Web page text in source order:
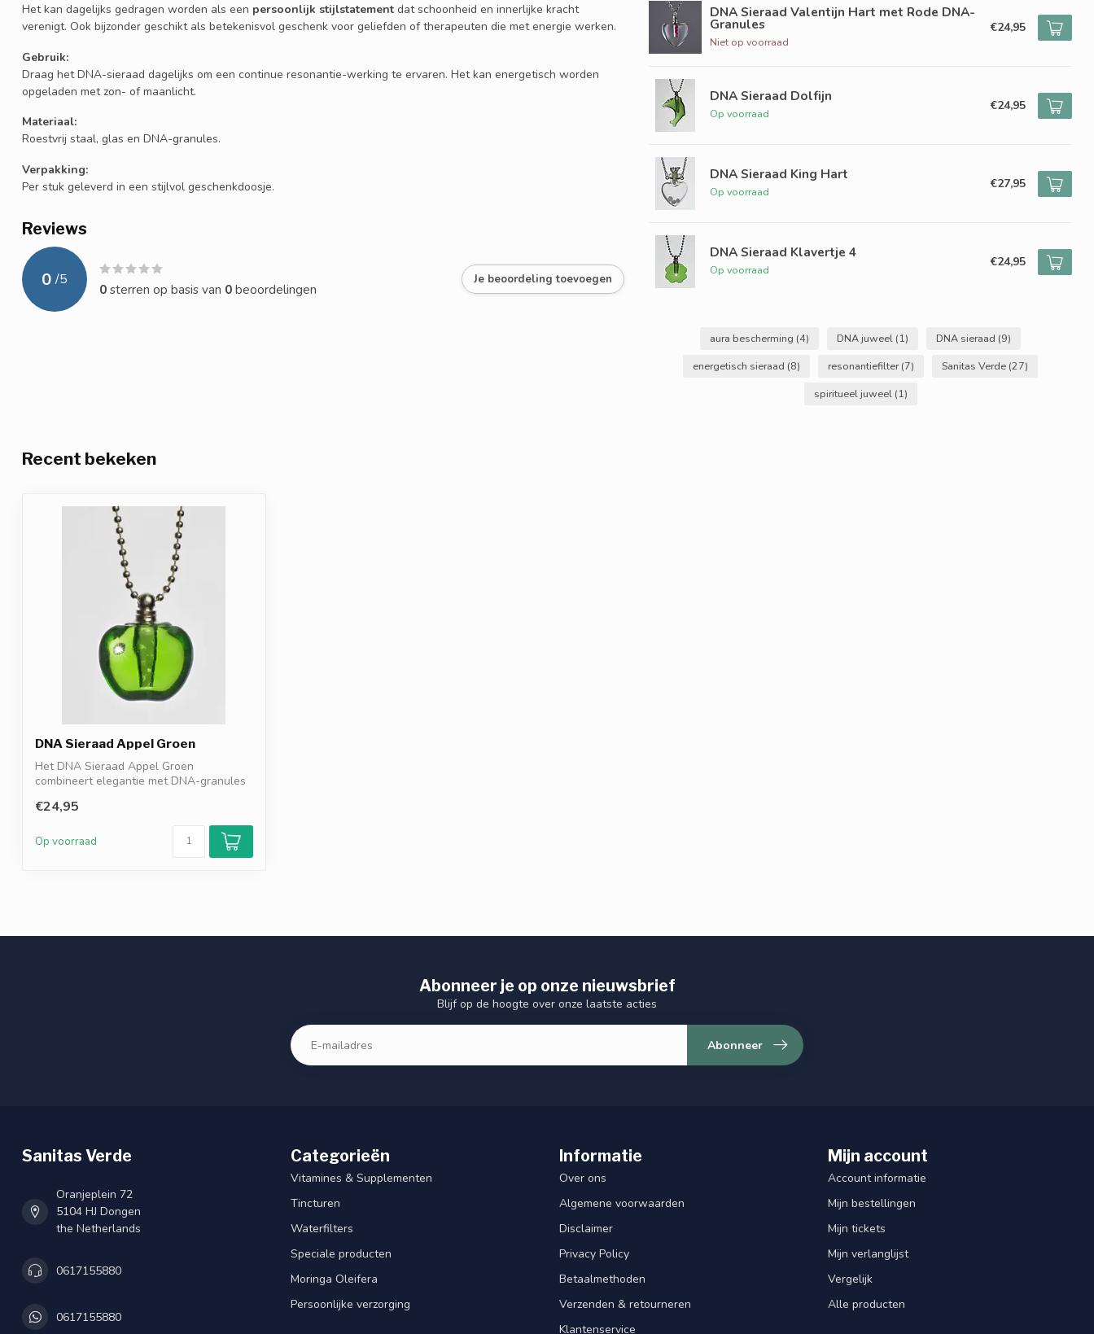
Het kan dagelijks gedragen worden als een persoonlijk stijlstatement dat schoonheid en innerlijke kracht
verenigt. Ook bijzonder geschikt als betekenisvol geschenk voor geliefden of therapeuten die met energie werken.
Gebruik:
Draag het DNA-sieraad dagelijks om een continue resonantie-werking te ervaren. Het kan energetisch worden
opgeladen met zon- of maanlicht.
Materiaal:
Roestvrij staal, glas en DNA-granules.
Verpakking:
Per stuk geleverd in een stijlvol geschenkdoosje.
Reviews
0 /5
0sterren op basis van 0beoordelingen
Je beoordeling toevoegen
DNA Sieraad Valentijn Hart met Rode DNA-
Granules
Niet op voorraad
€24,95
DNA Sieraad Dolfijn
Op voorraad
€24,95
DNA Sieraad King Hart
Op voorraad
€27,95
DNA Sieraad Klavertje 4
Op voorraad
€24,95
aura bescherming (4) DNA juweel (1) DNA sieraad (9)
energetisch sieraad (8) resonantiefilter(7) Sanitas Verde (27)
spiritueel juweel (1)
Recent bekeken
DNA Sieraad Appel Groen
Het DNA Sieraad Appel Groen
combineert elegantie met DNA-granules
€24,95
Op voorraad
Abonneer je op onze nieuwsbrief
Blijf op de hoogte over onze laatste acties
Abonneer
Sanitas Verde
Oranjeplein 72
5104 HJ Dongen
the Netherlands
0617155880
0617155880
Categorieën
Vitamines & Supplementen
Tincturen
Waterfilters
Speciale producten
Moringa Oleifera
Persoonlijke verzorging
Informatie
Over ons
Algemene voorwaarden
Disclaimer
Privacy Policy
Betaalmethoden
Verzenden & retourneren
Klantenservice
Mijn account
Account informatie
Mijn bestellingen
Mijn tickets
Mijn verlanglijst
Vergelijk
Alle producten